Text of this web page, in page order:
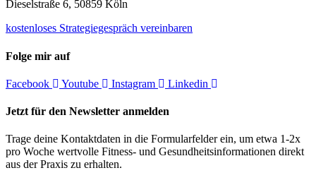
Dieselstraße 6, 50859 Köln
kostenloses Strategiegespräch vereinbaren
Folge mir auf
Facebook Youtube Instagram Linkedin
Jetzt für den Newsletter anmelden
Trage deine Kontaktdaten in die Formularfelder ein, um etwa 1-2x
pro Woche wertvolle Fitness- und Gesundheitsinformationen direkt
aus der Praxis zu erhalten.